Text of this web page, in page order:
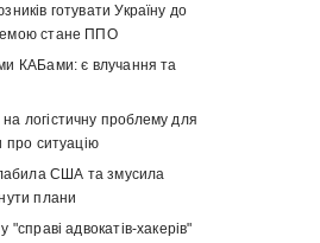
готувати Україну до
стане ППО
КАБами: є влучання та
логістичну проблему для
про ситуацію
США та змусила
плани
"справі адвокатів-хакерів"